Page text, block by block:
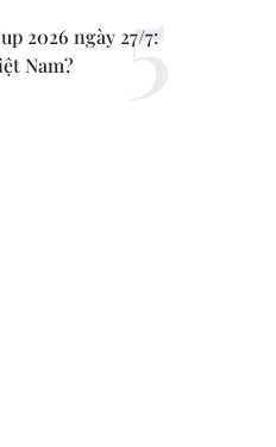
2026 ngày 27/7:
Nam?